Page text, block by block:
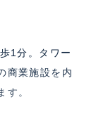
1分。タワー
商業施設を内
す。